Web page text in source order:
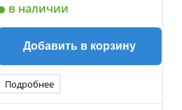
в наличии
Добавить в корзину
Подробнее